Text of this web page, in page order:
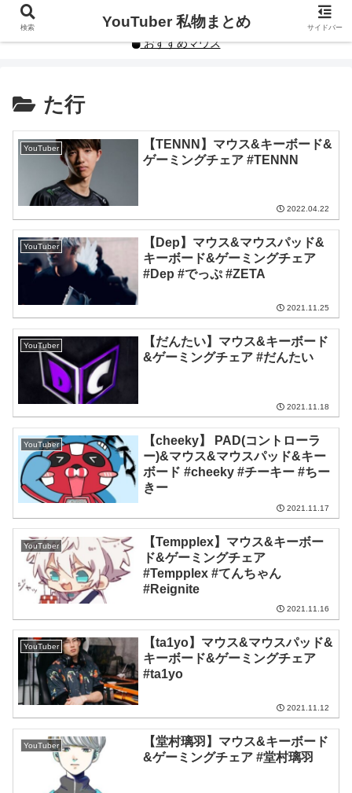
YouTuberや人気インフルエンサーの私物まとめです。
おすすめマウス
た行
YouTuber
【TENNN】マウス&キーボード&
ゲーミングチェア #TENNN
2022.04.22
YouTuber
【Dep】マウス&マウスパッド&
キーボード&ゲーミングチェア
#Dep #でっぷ #ZETA
2021.11.25
YouTuber
【だんたい】マウス&キーボード
&ゲーミングチェア #だんたい
2021.11.18
YouTuber
【cheeky】 PAD(コントローラ
ー)&マウス&マウスパッド&キー
ボード #cheeky #チーキー #ちー
きー
2021.11.17
YouTuber
【Tempplex】マウス&キーボー
ド&ゲーミングチェア
#Tempplex #てんちゃん
#Reignite
2021.11.16
YouTuber
【ta1yo】マウス&マウスパッド&
キーボード&ゲーミングチェア
#ta1yo
2021.11.12
YouTuber
【堂村璃羽】マウス&キーボード
&ゲーミングチェア #堂村璃羽
検索 YouTuber 私物まとめ サイドバー